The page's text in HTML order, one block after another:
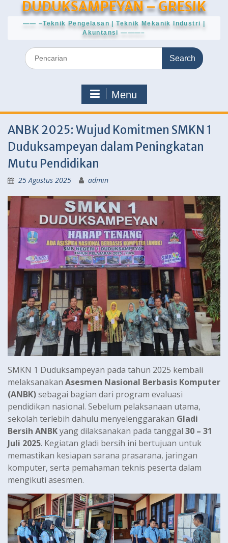
DUDUKSAMPEYAN – GRESIK
—— –Teknik Pengelasan | Teknik Mekanik Industri |
Akuntansi ———–
Search
for:
Menu
ANBK 2025: Wujud Komitmen SMKN 1
Duduksampeyan dalam Peningkatan
Mutu Pendidikan
25 Agustus 2025 admin
SMKN 1 Duduksampeyan pada tahun 2025 kembali
melaksanakan Asesmen Nasional Berbasis Komputer
(ANBK)sebagai bagian dari program evaluasi
pendidikan nasional. Sebelum pelaksanaan utama,
sekolah terlebih dahulu menyelenggarakan Gladi
Bersih ANBKyang dilaksanakan pada tanggal 30 – 31
Juli 2025. Kegiatan gladi bersih ini bertujuan untuk
memastikan kesiapan sarana prasarana, jaringan
komputer, serta pemahaman teknis peserta dalam
mengikuti asesmen.